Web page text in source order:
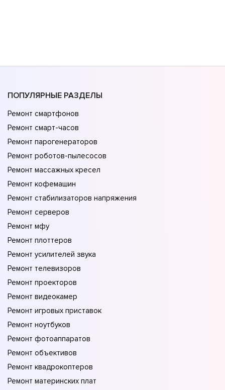
ПОПУЛЯРНЫЕ РАЗДЕЛЫ
Ремонт смартфонов
Ремонт смарт-часов
Ремонт парогенераторов
Ремонт роботов-пылесосов
Ремонт массажных кресел
Ремонт кофемашин
Ремонт стабилизаторов напряжения
Ремонт серверов
Ремонт мфу
Ремонт плоттеров
Ремонт усилителей звука
Ремонт телевизоров
Ремонт проекторов
Ремонт видеокамер
Ремонт игровых приставок
Ремонт ноутбуков
Ремонт фотоаппаратов
Ремонт объективов
Ремонт квадрокоптеров
Ремонт материнских плат